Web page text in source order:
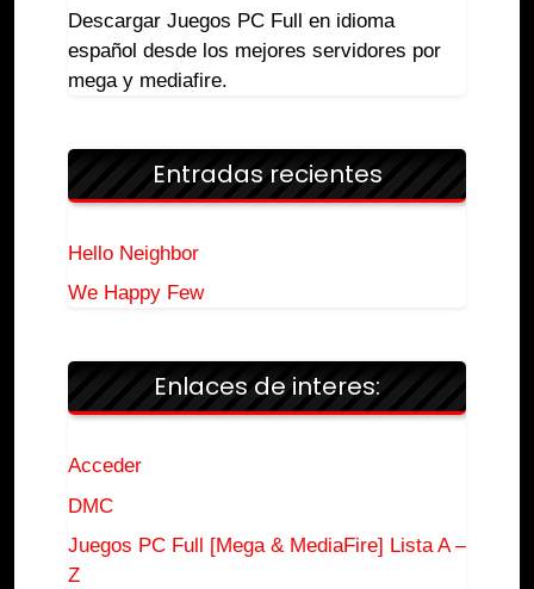
Descargar Juegos PC Full en idioma
español desde los mejores servidores por
mega y mediafire.
Entradas recientes
Hello Neighbor
We Happy Few
Enlaces de interes:
Acceder
DMC
Juegos PC Full [Mega & MediaFire] Lista A –
Z